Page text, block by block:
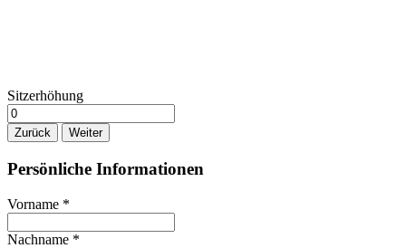
Sitzerhöhung
Zurück Weiter
Persönliche Informationen
Vorname *
Nachname *